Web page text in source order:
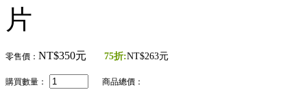
片
零售價： NT$350元 75折:NT$263元
購買數量： 商品總價：